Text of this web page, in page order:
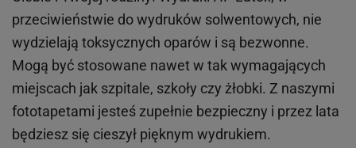
przeciwieństwie do wydruków solwentowych, nie
wydzielają toksycznych oparów i są bezwonne.
Mogą być stosowane nawet w tak wymagających
miejscach jak szpitale, szkoły czy żłobki. Z naszymi
fototapetami jesteś zupełnie bezpieczny i przez lata
będziesz się cieszył pięknym wydrukiem.